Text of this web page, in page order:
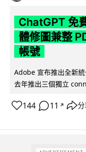
ChatGPT 免
體修圖兼整
帳號
Adobe 宣布推出全新
去年推出三個獨立
144 11 ↗